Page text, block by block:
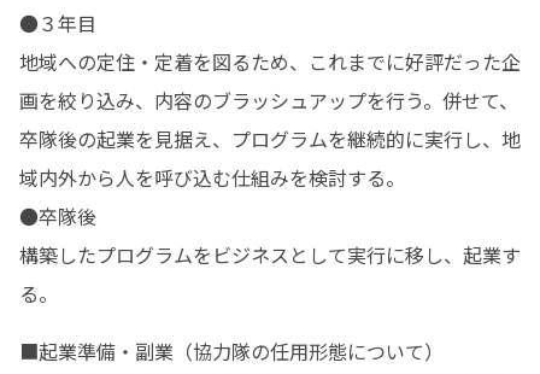
●３年目
地域への定住・定着を図るため、これまでに好評だった企
画を絞り込み、内容のブラッシュアップを行う。併せて、
卒隊後の起業を見据え、プログラムを継続的に実行し、地
域内外から人を呼び込む仕組みを検討する。
●卒隊後
構築したプログラムをビジネスとして実行に移し、起業す
る。
■起業準備・副業（協力隊の任用形態について）